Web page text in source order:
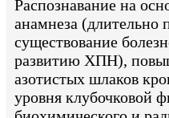
Распознавание на
анамнеза (длительно
существование
развитию ХПН),
азотистых шлаков
уровня клубочковой